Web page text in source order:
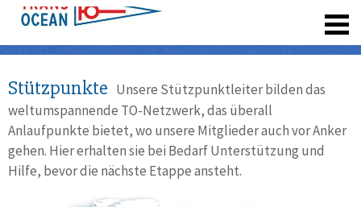
Stützpunkte Unsere Stützpunktleiter bilden das
weltumspannende TO-Netzwerk, das überall
Anlaufpunkte bietet, wo unsere Mitglieder auch vor Anker
gehen. Hier erhalten sie bei Bedarf Unterstützung und
Hilfe, bevor die nächste Etappe ansteht.